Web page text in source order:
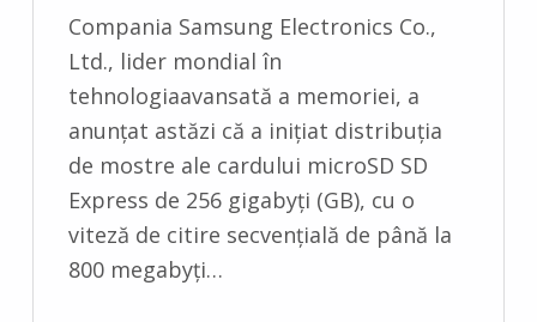
C
O
M
N
S
Compania Samsung Electronics Co.,
Ltd., lider mondial în
tehnologiaavansată a memoriei, a
anunțat astăzi că a inițiat distribuția
de mostre ale cardului microSD SD
Express de 256 gigabyți (GB), cu o
viteză de citire secvențială de până la
800 megabyți…